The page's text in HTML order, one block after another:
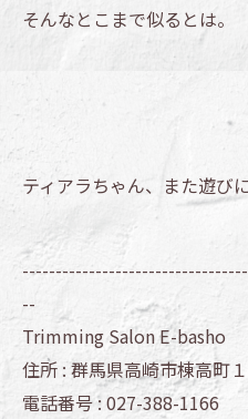
そんなとこまで似るとは。
ティアラちゃん、また遊び
--
Trimming Salon E-basho
住所 :群馬県高崎市棟高町
電話番号 : 027-388-1166